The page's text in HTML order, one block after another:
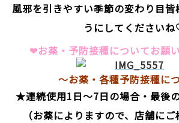
風邪を引きやすい季節の変わり目
うにしてください
❤︎お薬・予防接種についてお願
～お薬・各種予防接種に
★連続使用1日～7日の場合・最後
（お薬によりますので、店舗にご